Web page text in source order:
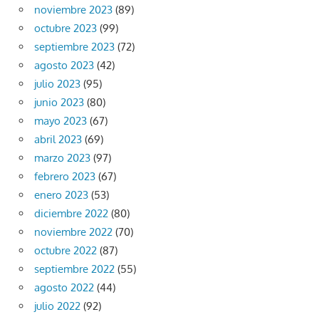
noviembre 2023 (89)
octubre 2023 (99)
septiembre 2023 (72)
agosto 2023 (42)
julio 2023 (95)
junio 2023 (80)
mayo 2023 (67)
abril 2023 (69)
marzo 2023 (97)
febrero 2023 (67)
enero 2023 (53)
diciembre 2022 (80)
noviembre 2022 (70)
octubre 2022 (87)
septiembre 2022 (55)
agosto 2022 (44)
julio 2022 (92)